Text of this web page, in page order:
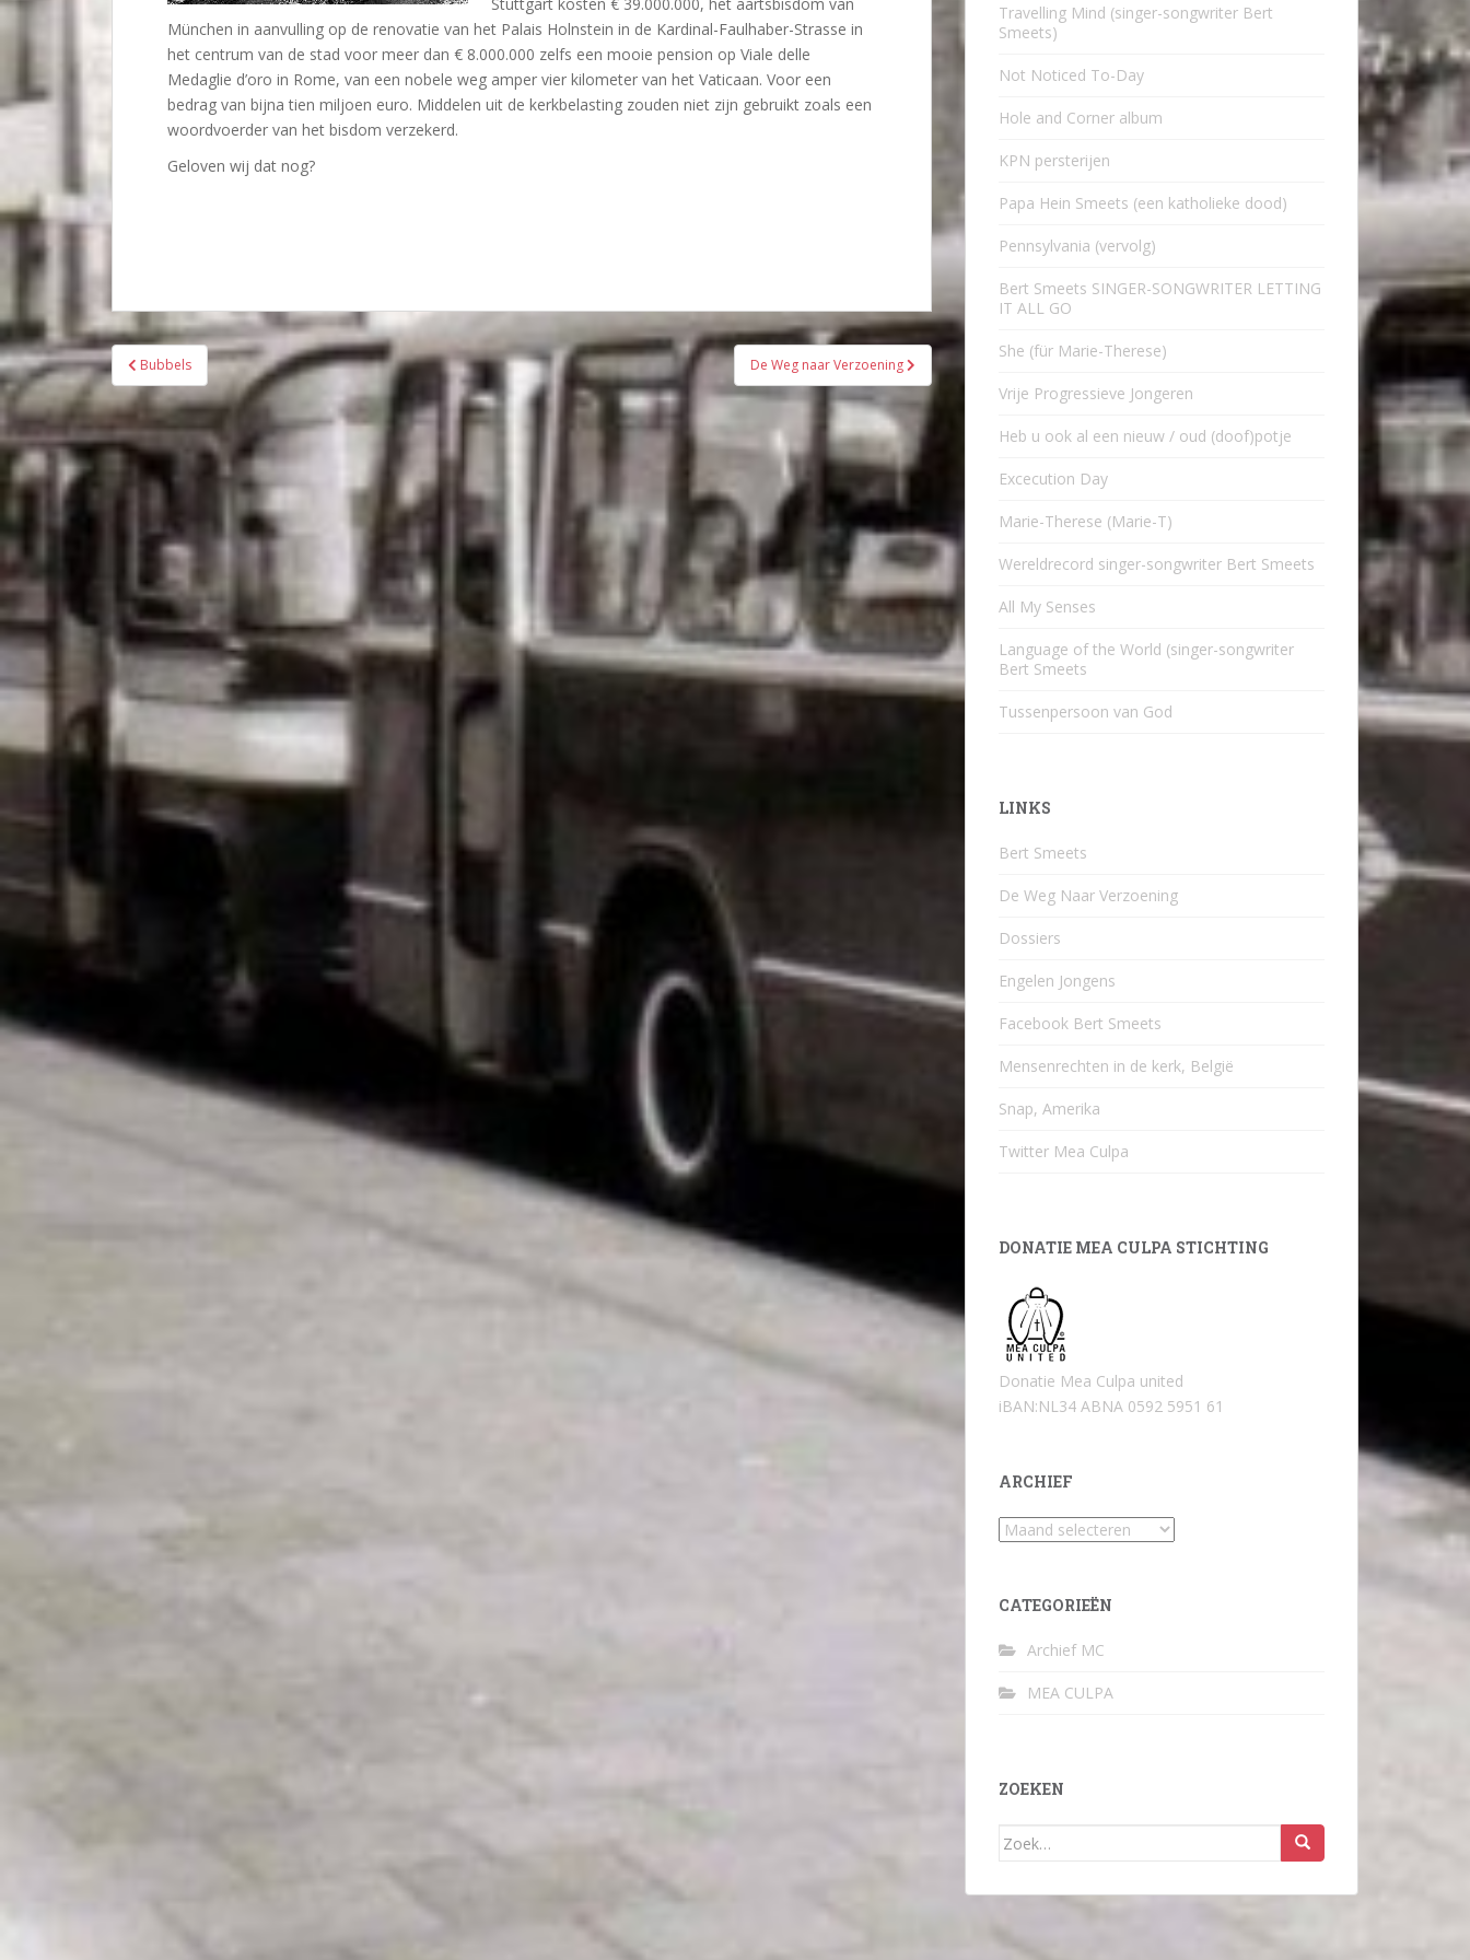
München in aanvulling op de renovatie van het Palais Holnstein in de Kardinal-Faulhaber-Strasse in
het centrum van de stad voor meer dan € 8.000.000 zelfs een mooie pension op Viale delle
Medaglie d’oro in Rome, van een nobele weg amper vier kilometer van het Vaticaan. Voor een
bedrag van bijna tien miljoen euro. Middelen uit de kerkbelasting zouden niet zijn gebruikt zoals een
woordvoerder van het bisdom verzekerd.
Geloven wij dat nog?
Bericht
navigatie
Bubbels De Weg naar Verzoening
Travelling Mind (singer-songwriter Bert
Smeets)
Not Noticed To-Day
Hole and Corner album
KPN persterijen
Papa Hein Smeets (een katholieke dood)
Pennsylvania (vervolg)
Bert Smeets SINGER-SONGWRITER LETTING
IT ALL GO
She (für Marie-Therese)
Vrije Progressieve Jongeren
Heb u ook al een nieuw / oud (doof)potje
Excecution Day
Marie-Therese (Marie-T)
Wereldrecord singer-songwriter Bert Smeets
All My Senses
Language of the World (singer-songwriter
Bert Smeets
Tussenpersoon van God
LINKS
Bert Smeets
De Weg Naar Verzoening
Dossiers
Engelen Jongens
Facebook Bert Smeets
Mensenrechten in de kerk, België
Snap, Amerika
Twitter Mea Culpa
DONATIE MEA CULPA STICHTING
Donatie Mea Culpa united
iBAN:NL34 ABNA 0592 5951 61
ARCHIEF
Archief
CATEGORIEËN
Archief MC
MEA CULPA
ZOEKEN
Zoek